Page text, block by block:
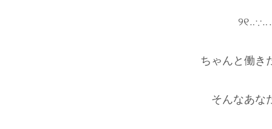
ちゃんと働き
そんなあな